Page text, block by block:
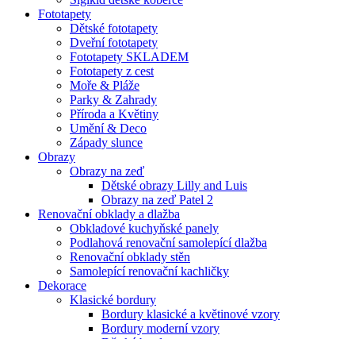
Fototapety
Dětské fototapety
Dveřní fototapety
Fototapety SKLADEM
Fototapety z cest
Moře & Pláže
Parky & Zahrady
Příroda a Květiny
Umění & Deco
Západy slunce
Obrazy
Obrazy na zeď
Dětské obrazy Lilly and Luis
Obrazy na zeď Patel 2
Renovační obklady a dlažba
Obkladové kuchyňské panely
Podlahová renovační samolepící dlažba
Renovační obklady stěn
Samolepící renovační kachličky
Dekorace
Klasické bordury
Bordury klasické a květinové vzory
Bordury moderní vzory